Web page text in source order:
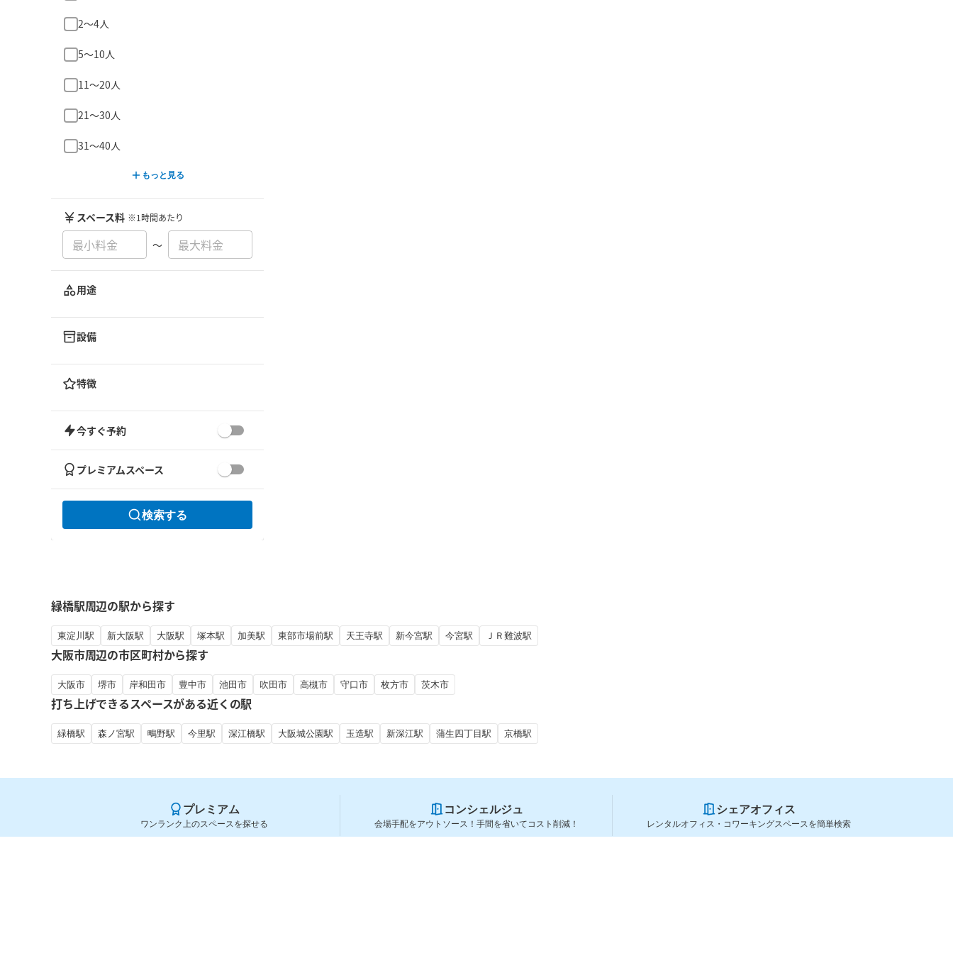
2〜4人
5〜10人
11〜20人
21〜30人
31〜40人
もっと見る
スペース料 ※1時間あたり
〜
用途
設備
特徴
今すぐ予約
プレミアムスペース
検索する
緑橋駅周辺の駅から探す
東淀川駅 新大阪駅 大阪駅 塚本駅 加美駅 東部市場前駅 天王寺駅 新今宮駅 今宮駅 ＪＲ難波駅
大阪市周辺の市区町村から探す
大阪市 堺市 岸和田市 豊中市 池田市 吹田市 高槻市 守口市 枚方市 茨木市
打ち上げできるスペースがある近くの駅
緑橋駅 森ノ宮駅 鴫野駅 今里駅 深江橋駅 大阪城公園駅 玉造駅 新深江駅 蒲生四丁目駅 京橋駅
プレミアム
ワンランク上のスペースを探せる
コンシェルジュ
会場手配をアウトソース！手間を省いてコスト削減！
シェアオフィス
レンタルオフィス・コワーキングスペースを簡単検索